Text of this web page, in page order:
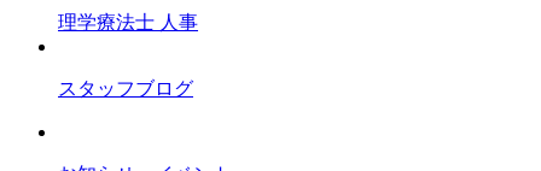
理学療法士 人事
スタッフブログ